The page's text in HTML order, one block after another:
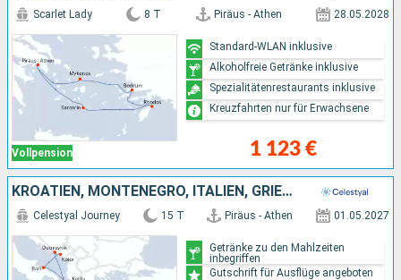
Vollpension
Scarlet Lady 8 T Piräus - Athen 28.05.2028
1 123 €
Standard-WLAN inklusive
Alkoholfreie Getränke inklusive
Spezialitätenrestaurants inklusive
Kreuzfahrten nur für Erwachsene
KROATIEN, MONTENEGRO, ITALIEN, GRIECHENLAND, TÜRKEI
Celestyal Journey 15 T Piräus - Athen 01.05.2027
Getränke zu den Mahlzeiten
inbegriffen
Gutschrift für Ausflüge angeboten